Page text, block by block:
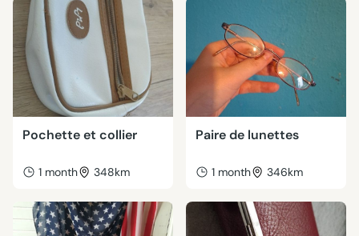
Pochette et collier
1 month 348km
Paire de lunettes
1 month 346km